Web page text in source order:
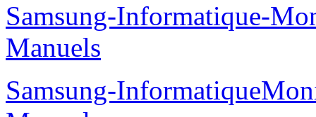
Samsung-Informatique-
Manuels
Samsung-